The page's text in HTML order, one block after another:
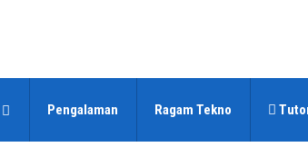
Pengalaman Ragam Tekno